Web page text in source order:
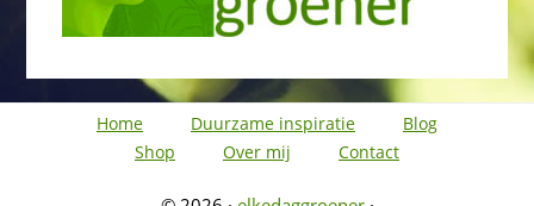
Home Duurzame inspiratie
Blog
Shop
Over mij Contact